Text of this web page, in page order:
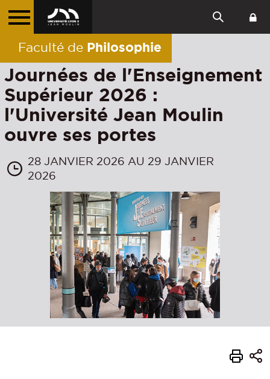
Faculté de Philosophie
Journées de l'Enseignement
Supérieur 2026 :
l'Université Jean Moulin
ouvre ses portes
28 JANVIER 2026 AU 29 JANVIER
2026